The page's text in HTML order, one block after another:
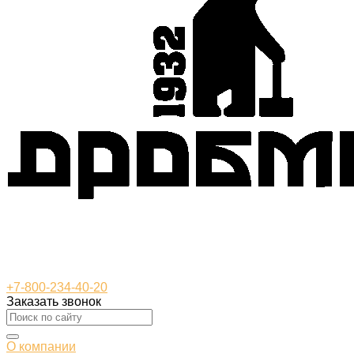
+7-800-234-40-20
Заказать звонок
О компании